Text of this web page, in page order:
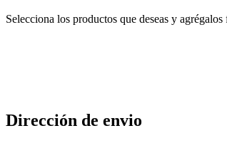
Selecciona los productos que deseas y
Dirección de envio